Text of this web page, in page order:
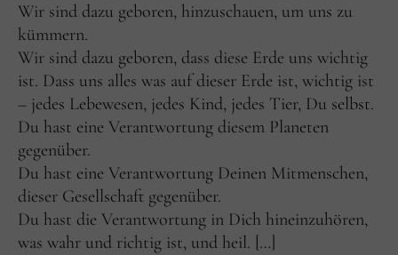
Wir sind dazu geboren, hinzuschauen, um uns zu
kümmern.
Wir sind dazu geboren, dass diese Erde uns wichtig
ist. Dass uns alles was auf dieser Erde ist, wichtig ist
– jedes Lebewesen, jedes Kind, jedes Tier, Du selbst.
Du hast eine Verantwortung diesem Planeten
gegenüber.
Du hast eine Verantwortung Deinen Mitmenschen,
dieser Gesellschaft gegenüber.
Du hast die Verantwortung in Dich hineinzuhören,
was wahr und richtig ist, und heil. […]